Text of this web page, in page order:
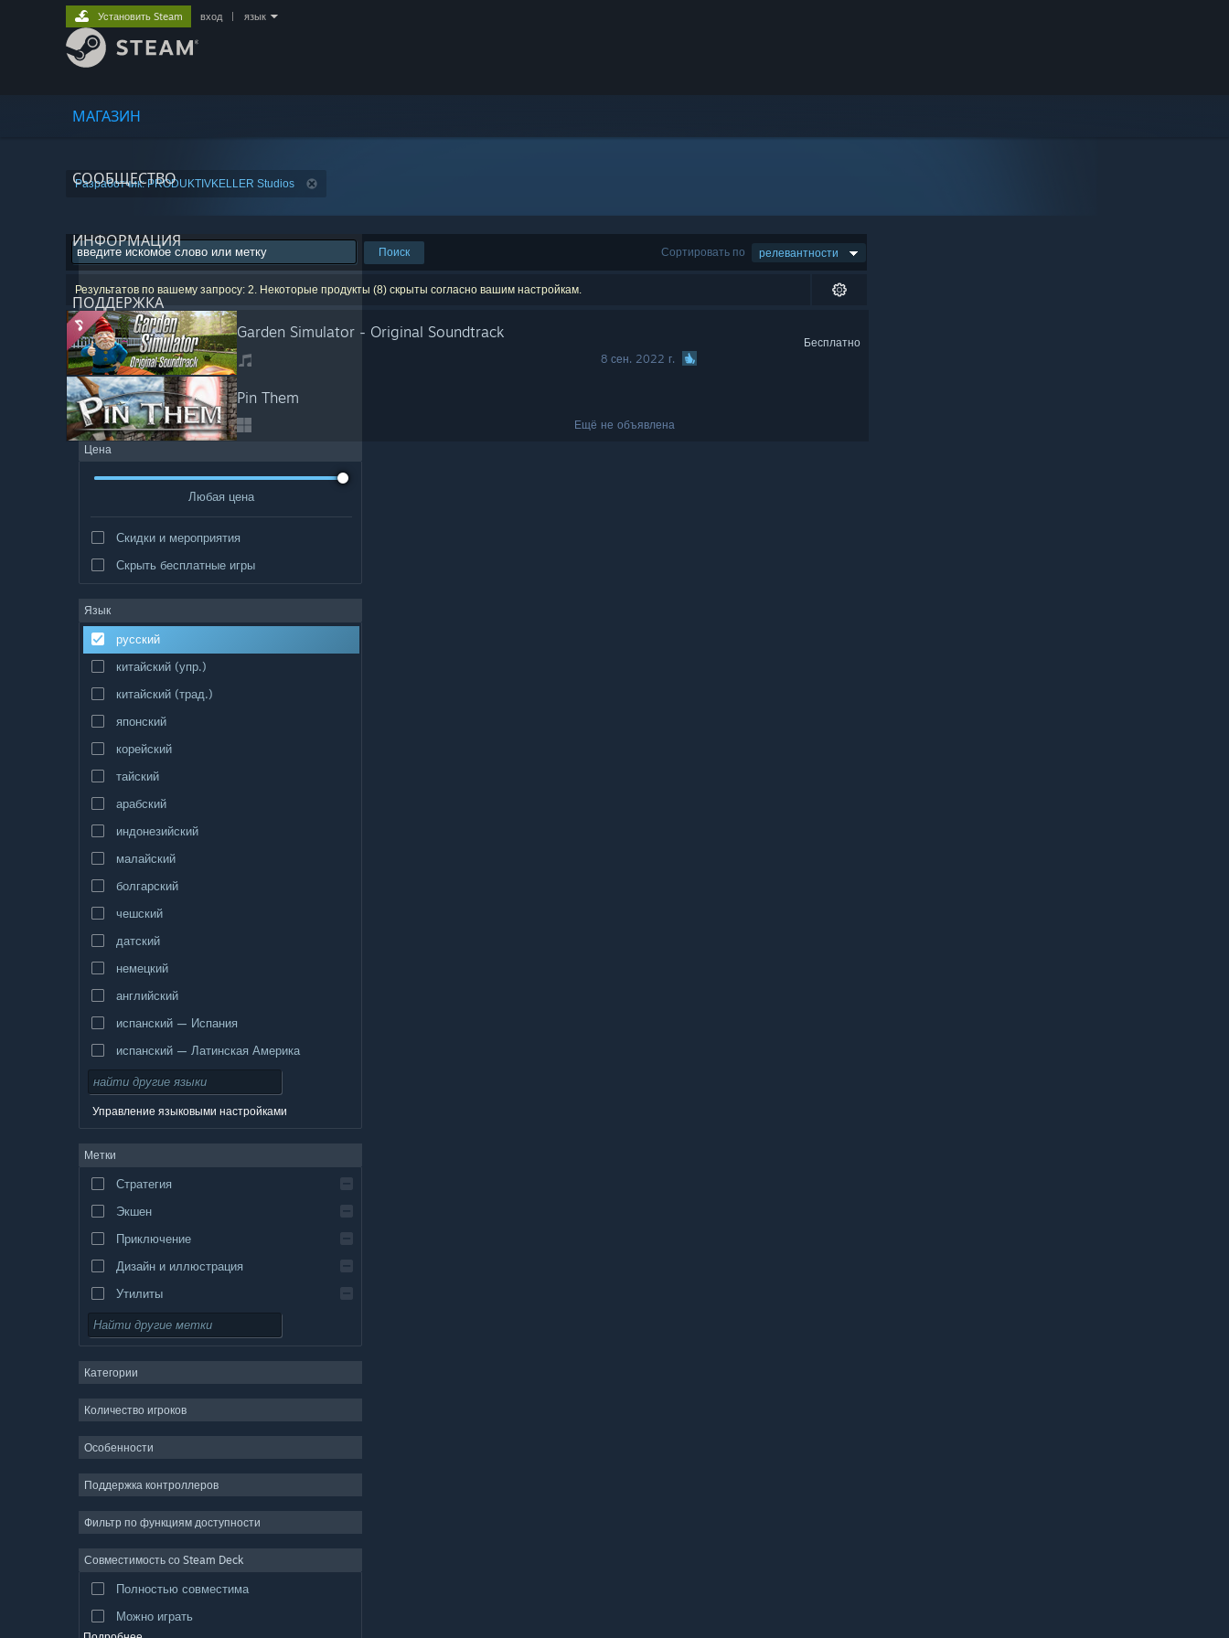
МАГАЗИН
СООБЩЕСТВО
ИНФОРМАЦИЯ
ПОДДЕРЖКА
Установить Steam вход язык
Разработчик: PRODUKTIVKELLER Studios
Сортировать по релевантности
Поиск
Результатов по вашему запросу: 2. Некоторые продукты (8) скрыты согласно вашим настройкам.
Garden Simulator - Original Soundtrack
8 сен. 2022 г.
Бесплатно
Pin Them
Ещё не объявлена
Цена
Любая цена
Скидки и мероприятия
Скрыть бесплатные игры
Язык
русский
китайский (упр.)
китайский (трад.)
японский
корейский
тайский
арабский
индонезийский
малайский
болгарский
чешский
датский
немецкий
английский
испанский — Испания
испанский — Латинская Америка
Управление языковыми настройками
Метки
Стратегия
Экшен
Приключение
Дизайн и иллюстрация
Утилиты
Бесплатная игра
ММО
Симулятор
Видеопродакшн
Обработка фото
Категории
Количество игроков
Особенности
Поддержка контроллеров
Фильтр по функциям доступности
Совместимость со Steam Deck
Полностью совместима
Можно играть